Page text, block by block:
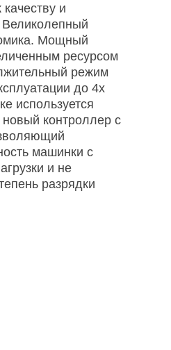
и
Великолепный
Мощный
ресурсом
режим
до 4х
используется
контроллер с
машинки с
и не
разрядки